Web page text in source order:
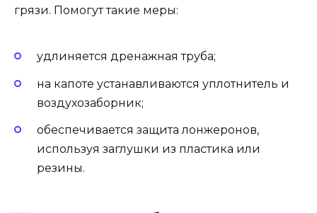
грязи. Помогут такие меры:
удлиняется дренажная труба;
на капоте устанавливаются уплотнитель и
воздухозаборник;
обеспечивается защита лонжеронов,
используя заглушки из пластика или
резины.